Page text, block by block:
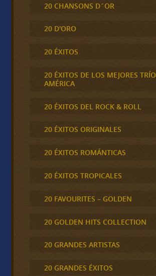
20 CHANSONS D´OR
20 D'ORO
20 ÉXITOS
20 ÉXITOS DE LOS MEJORES
AMÉRICA
20 ÉXITOS DEL ROCK & ROLL
20 ÉXITOS ORIGINALES
20 ÉXITOS ROMÁNTICAS
20 ÉXITOS TROPICALES
20 FAVOURITES – GOLDEN
20 GOLDEN HITS COLLECTION
20 GRANDES ARTISTAS
20 GRANDES ÉXITOS